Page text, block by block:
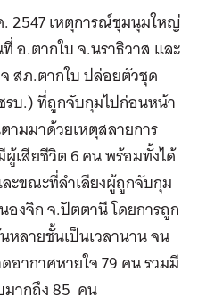
2547 เหตุการณ์ชุมนุมใหญ่
อ.ตากใบ จ.นราธิวาส และ
จ สภ.ตากใบ ปล่อยตัวชุด
บ.) ที่ถูกจับกุมไปก่อนหน้า
มมาด้วยเหตุสลายการ
เสียชีวิต 6 คน พร้อมทั้งได้
ะขณะที่ลำเลียงผู้ถูกจับกุม
งจิก จ.ปัตตานี โดยการถูก
ลายชั้นเป็นเวลานาน จน
อากาศหายใจ 79 คน รวมมี
มากถึง 85 คน